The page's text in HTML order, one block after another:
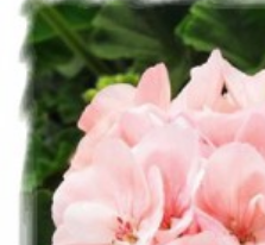
국화
스토크
플록스
7 밀레니엄벨